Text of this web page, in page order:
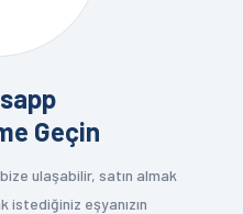
Geçin
ulaşabilir, satın almak
eşyanızın